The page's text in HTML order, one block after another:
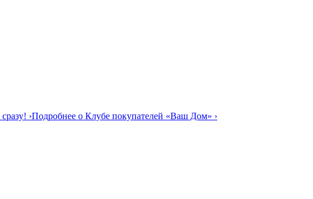
сразу! ›Подробнее о Клубе покупателей «Ваш Дом» ›